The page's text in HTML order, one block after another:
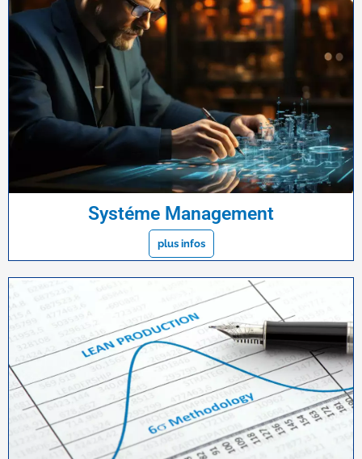
Systéme Management
plus infos